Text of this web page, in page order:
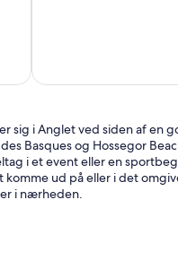
sig i Anglet ved siden af en
Basques og Hossegor
i et event eller en
komme ud på eller i det
i nærheden.